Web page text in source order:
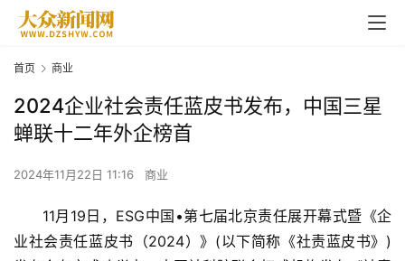
首页 商业
2024企业社会责任蓝皮书发布，中国三星
蝉联十二年外企榜首
2024年11月22日 11:16 商业
11月19日，ESG中国•第七届北京责任展开幕式暨《企
业社会责任蓝皮书（2024）》(以下简称《社责蓝皮书》)